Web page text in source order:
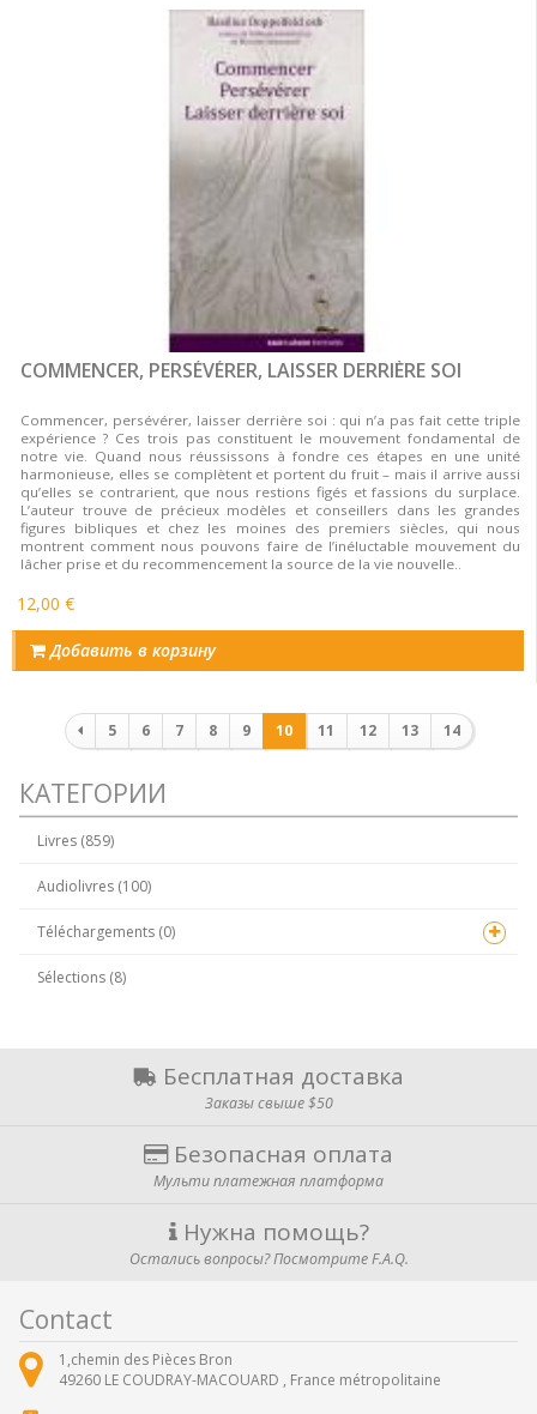
COMMENCER, PERSÉVÉRER, LAISSER DERRIÈRE SOI
Commencer, persévérer, laisser derrière soi : qui n’a pas fait cette triple
expérience ? Ces trois pas constituent le mouvement fondamental de
notre vie. Quand nous réussissons à fondre ces étapes en une unité
harmonieuse, elles se complètent et portent du fruit – mais il arrive aussi
qu’elles se contrarient, que nous restions figés et fassions du surplace.
L’auteur trouve de précieux modèles et conseillers dans les grandes
figures bibliques et chez les moines des premiers siècles, qui nous
montrent comment nous pouvons faire de l’inéluctable mouvement du
lâcher prise et du recommencement la source de la vie nouvelle..
12,00 €
Добавить в корзину
Нумерация
страниц
5 6 7 8 9 10 11 12 13 14
КАТЕГОРИИ
Livres (859)
Audiolivres (100)
Téléchargements (0)
Sélections (8)
Бесплатная доставка
Заказы свыше $50
Безопасная оплата
Мульти платежная платформа
Нужна помощь?
Остались вопросы? Посмотрите F.A.Q.
Contact
1,chemin des Pièces Bron
49260 LE COUDRAY-MACOUARD , France métropolitaine